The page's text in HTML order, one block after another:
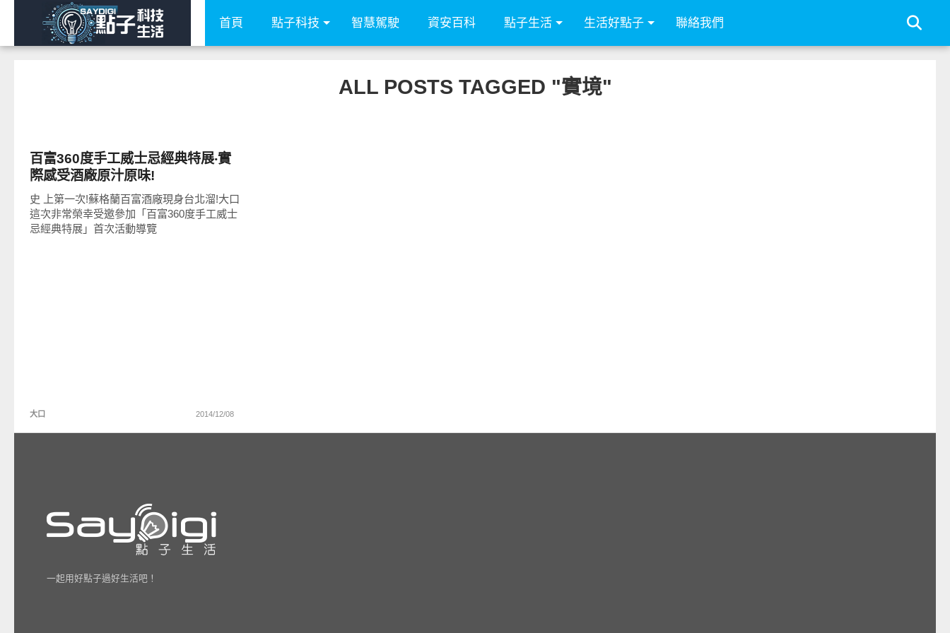
首頁 點子科技 智慧駕駛 資安百科 點子生活 生活好點子 聯絡我們
ALL POSTS TAGGED "實境"
百富360度手工威士忌經典特展‧實
際感受酒廠原汁原味!
史 上第一次!蘇格蘭百富酒廠現身台北溜!大口
這次非常榮幸受邀參加「百富360度手工威士
忌經典特展」首次活動導覽
大口 2014/12/08
一起用好點子過好生活吧！